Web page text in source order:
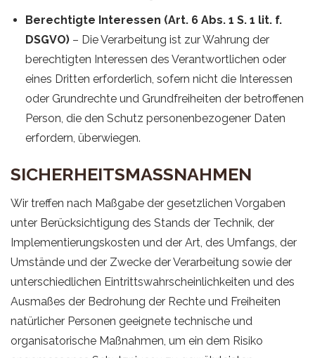
Berechtigte Interessen (Art. 6 Abs. 1 S. 1 lit. f.
DSGVO)– Die Verarbeitung ist zur Wahrung der
berechtigten Interessen des Verantwortlichen oder
eines Dritten erforderlich, sofern nicht die Interessen
oder Grundrechte und Grundfreiheiten der betroffenen
Person, die den Schutz personenbezogener Daten
erfordern, überwiegen.
SICHERHEITSMASSNAHMEN
Wir treffen nach Maßgabe der gesetzlichen Vorgaben
unter Berücksichtigung des Stands der Technik, der
Implementierungskosten und der Art, des Umfangs, der
Umstände und der Zwecke der Verarbeitung sowie der
unterschiedlichen Eintrittswahrscheinlichkeiten und des
Ausmaßes der Bedrohung der Rechte und Freiheiten
natürlicher Personen geeignete technische und
organisatorische Maßnahmen, um ein dem Risiko